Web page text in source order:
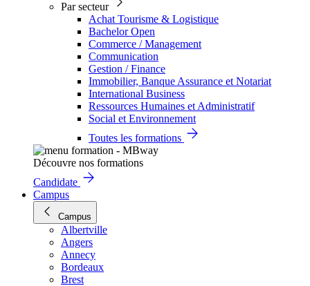
Par secteur
Achat Tourisme & Logistique
Bachelor Open
Commerce / Management
Communication
Gestion / Finance
Immobilier, Banque Assurance et Notariat
International Business
Ressources Humaines et Administratif
Social et Environnement
Toutes les formations
Découvre nos formations
Candidate
Campus
Campus
Albertville
Angers
Annecy
Bordeaux
Brest